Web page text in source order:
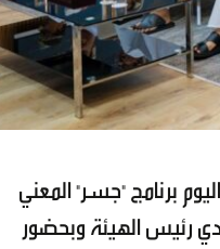
برنامج "جسر" المعني
رئيس الهيئة وبحضور